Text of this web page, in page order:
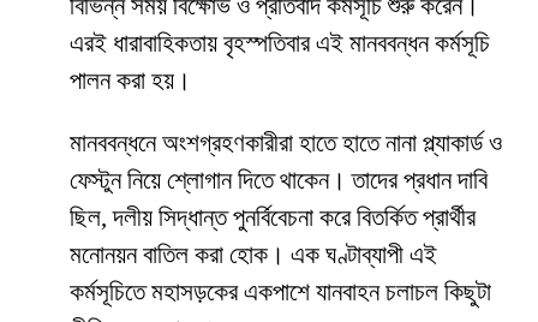
বিভিন্ন সময় বিক্ষোভ ও প্রতিবাদ কর্মসূচি শুরু করেন।
এরই ধারাবাহিকতায় বৃহস্পতিবার এই মানববন্ধন কর্মসূচি
পালন করা হয়।
মানববন্ধনে অংশগ্রহণকারীরা হাতে হাতে নানা প্ল্যাকার্ড ও
ফেস্টুন নিয়ে শ্লোগান দিতে থাকেন। তাদের প্রধান দাবি
ছিল, দলীয় সিদ্ধান্ত পুনর্বিবেচনা করে বিতর্কিত প্রার্থীর
মনোনয়ন বাতিল করা হোক। এক ঘণ্টাব্যাপী এই
কর্মসূচিতে মহাসড়কের একপাশে যানবাহন চলাচল কিছুটা